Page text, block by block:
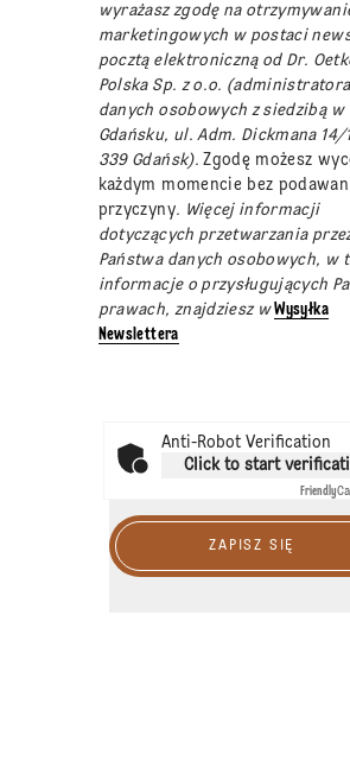
wyrażasz zgodę na
marketingowych w postaci
pocztą elektroniczną od Dr.
Polska Sp. z o.o. (administratora
danych osobowych z siedzibą w
Gdańsku, ul. Adm. Dickmana 14/
339 Gdańsk).Zgodę możesz
każdym momencie bez
przyczyny. Więcej informacji
dotyczących przetwarzania
Państwa danych osobowych, w
informacje o przysługujących
prawach, znajdziesz wWysyłka
Newslettera
Anti-Robot Verification
Click to start
Friendly
ZAPISZ SIĘ